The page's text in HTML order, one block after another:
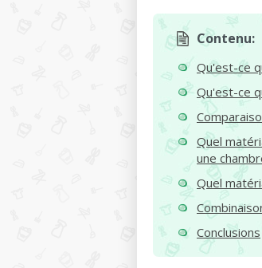
Contenu:
Qu'est-ce
Qu'est-ce
Quel
une
Quel
Conclusions